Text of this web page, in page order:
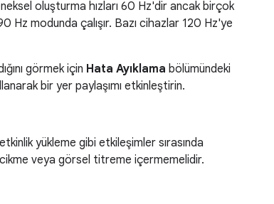
oluşturma hızları 60 Hz'dir ancak birçok
Hz modunda çalışır. Bazı cihazlar 120 Hz'ye
görmek için Hata Ayıklama bölümündeki
bir yer paylaşımı etkinleştirin.
yükleme gibi etkileşimler sırasında
veya görsel titreme içermemelidir.